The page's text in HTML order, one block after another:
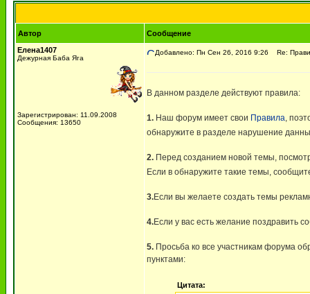
Автор
Сообщение
Елена1407
Дежурная Баба Яга
Зарегистрирован: 11.09.2008
Сообщения: 13650
Добавлено: Пн Сен 26, 2016 9:26 Re:
В данном разделе действуют правила:
1. Наш форум имеет свои Правила,
обнаружите в разделе нарушение
2. Перед созданием новой темы,
Если в обнаружите такие темы,
3.Если вы желаете создать темы
4.Если у вас есть желание поздравить
5. Просьба ко все участникам форума
пунктами:
Цитата: